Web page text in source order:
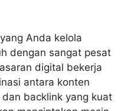
Anda kelola
dengan sangat pesat
digital bekerja
antara konten
backlink yang kuat